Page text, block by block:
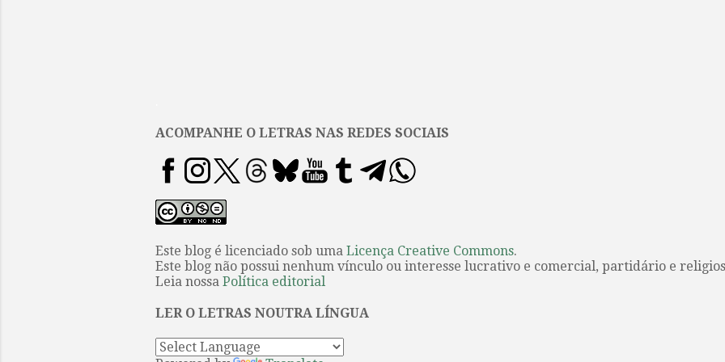
ACOMPANHE O LETRAS NAS REDES SOCIAIS
Este blog é licenciado sob uma Licença Creative Commons.
Este blog não possui nenhum vínculo ou interesse lucrativo e comercial, partidário e
Leia nossa Política editorial
LER O LETRAS NOUTRA LÍNGUA